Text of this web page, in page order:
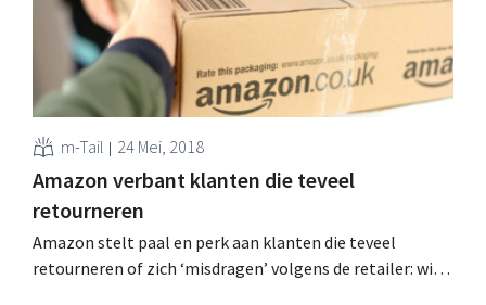
wie high-end designerkleding wil kopen en verkopen.
Sinds de oprichting in 2013...
m-Tail 24 Mei, 2018
Amazon verbant klanten die teveel
retourneren
Amazon stelt paal en perk aan klanten die teveel
retourneren of zich ‘misdragen’ volgens de retailer: wie